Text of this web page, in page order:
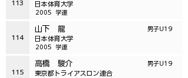
113 日本体育大学
学連
2005
114
山下 龍
日本体育大学
男子U19
学連
2005
115
高橋 駿介
東京都トライアスロン連合
男子U19